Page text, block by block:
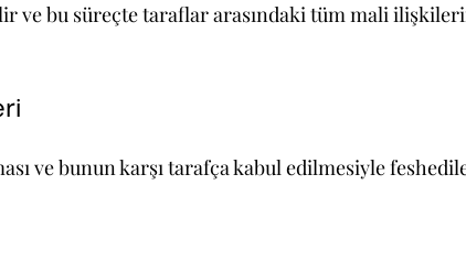
ve bu süreçte taraflar arasındaki tüm mali
ve bunun karşı tarafça kabul edilmesiyle